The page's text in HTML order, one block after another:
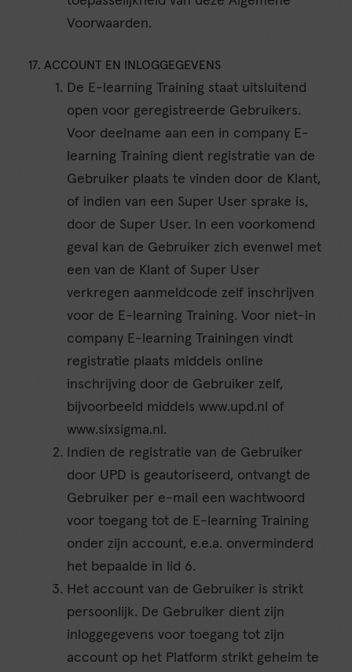
Voorwaarden.
17. ACCOUNT EN INLOGGEGEVENS
De E-learning Training staat uitsluitend
open voor geregistreerde Gebruikers.
Voor deelname aan een in company E-
learning Training dient registratie van de
Gebruiker plaats te vinden door de Klant,
of indien van een Super User sprake is,
door de Super User. In een voorkomend
geval kan de Gebruiker zich evenwel met
een van de Klant of Super User
verkregen aanmeldcode zelf inschrijven
voor de E-learning Training. Voor niet-in
company E-learning Trainingen vindt
registratie plaats middels online
inschrijving door de Gebruiker zelf,
bijvoorbeeld middels www.upd.nl of
www.sixsigma.nl.
Indien de registratie van de Gebruiker
door UPD is geautoriseerd, ontvangt de
Gebruiker per e-mail een wachtwoord
voor toegang tot de E-learning Training
onder zijn account, e.e.a. onverminderd
het bepaalde in lid 6.
Het account van de Gebruiker is strikt
persoonlijk. De Gebruiker dient zijn
inloggegevens voor toegang tot zijn
account op het Platform strikt geheim te